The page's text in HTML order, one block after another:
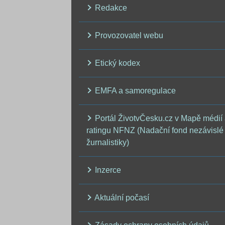
Redakce
Provozovatel webu
Etický kodex
EMFA a samoregulace
Portál ŽivotvČesku.cz v Mapě médií
ratingu NFNZ (Nadační fond nezávislé
žurnalistiky)
Inzerce
Aktuální počasí